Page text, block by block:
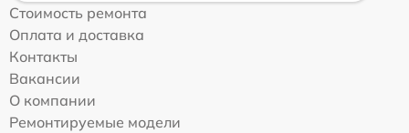
Стоимость ремонта
Оплата и доставка
Контакты
Вакансии
О компании
Ремонтируемые модели